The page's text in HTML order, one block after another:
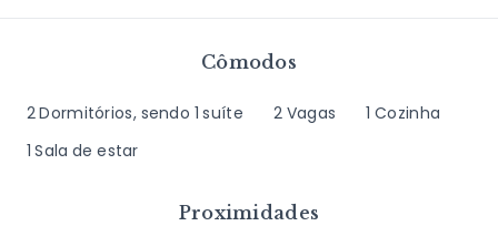
Cômodos
2 Dormitórios, sendo 1 suíte 2 Vagas
1 Cozinha
1 Sala de estar
Proximidades